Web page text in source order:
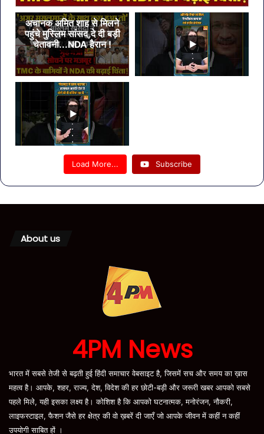
अचानक अमित शाह से मिलने
पहुंचे मुस्लिम सांसद,दे दी बड़ी
चेतावनी...NDA हैरान !
Load More... Subscribe
About us
4PM News
भारत में सबसे तेजी से बढ़ती हुई हिंदी समाचार वेबसाइट है, जिसमें सच और समय का ख़ास
महत्व है। आपके, शहर, राज्य, देश, विदेश की हर छोटी-बड़ी और जरूरी खबर आपको सबसे
पहले मिले, यही इसका लक्ष्य है। कोशिश है कि आपको घटनात्मक, मनोरंजन, नौकरी,
लाइफस्टाइल, फैशन जैसे हर क्षेत्र की वो ख़बरें दी जाएँ जो आपके जीवन में कहीं न कहीं
उपयोगी साबित हों ।